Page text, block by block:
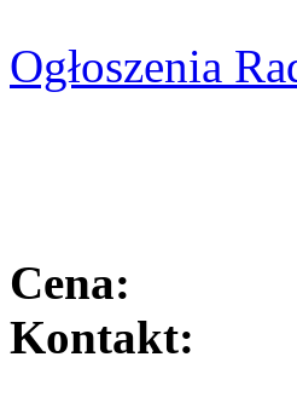
Ogłoszenia
Cena:
Kontakt: